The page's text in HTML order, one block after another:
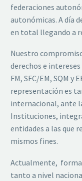
federaciones
autonómicas. A día
en total llegando a
Nuestro
derechos e
FM, SFC/EM, SQM y
representación es
internacional, ante
Instituciones,
entidades a las que
mismos fines.
Actualmente,
tanto a nivel